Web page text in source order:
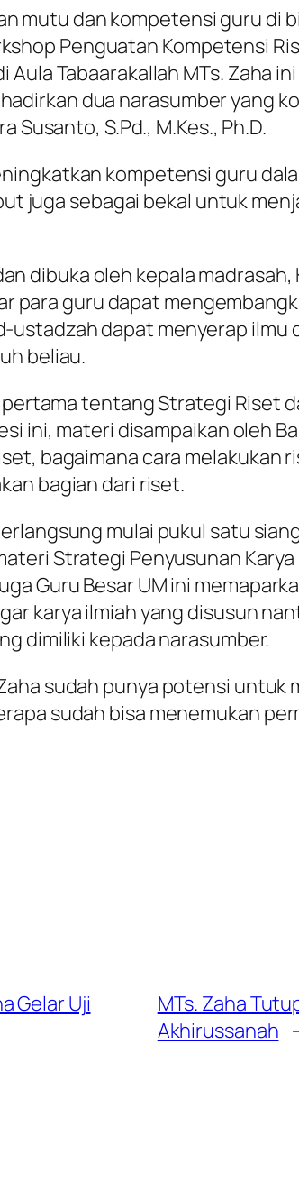
mutu dan kompetensi guru di
Penguatan Kompetensi
Tabaarakallah MTs. Zaha
dua narasumber yang
Susanto, S.Pd., M.Kes., Ph.D.
kompetensi guru
juga sebagai bekal untuk
dibuka oleh kepala madrasah,
para guru dapat
ustadzah dapat menyerap
beliau.
tentang Strategi Riset
ini, materi disampaikan oleh
bagaimana cara melakukan
bagian dari riset.
mulai pukul satu
Strategi Penyusunan
Guru Besar UM ini
karya ilmiah yang disusun
dimiliki kepada narasumber.
sudah punya potensi untuk
sudah bisa menemukan
Gelar Uji
MTs. Zaha
Akhirussanah